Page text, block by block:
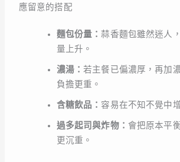
應留意的搭配
麵包份量：蒜香麵包雖然迷人
量上升。
濃湯：若主餐已偏濃厚，再加
負擔更重。
含糖飲品： 容易在不知不覺中
過多起司與炸物： 會把原本平
更沉重。